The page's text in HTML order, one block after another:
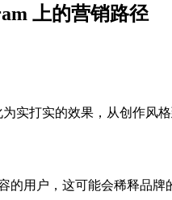
上的营销路径
实打实的效果，从创作风
的用户，这可能会稀释品牌